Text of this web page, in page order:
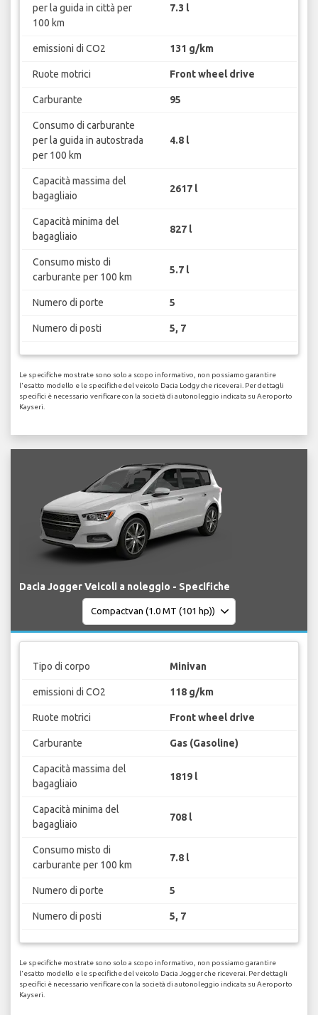
per la guida in città per
100 km
7.3 l
emissioni di CO2 131 g/km
Ruote motrici Front wheel drive
Carburante 95
Consumo di carburante
per la guida in autostrada
per 100 km
4.8 l
Capacità massima del
bagagliaio
2617 l
Capacità minima del
bagagliaio
827 l
Consumo misto di
carburante per 100 km
5.7 l
Numero di porte 5
Numero di posti 5, 7
Le specifiche mostrate sono solo a scopo informativo, non possiamo garantire
l'esatto modello e le specifiche del veicolo Dacia Lodgy che riceverai. Per dettagli
specifici è necessario verificare con la società di autonoleggio indicata su Aeroporto
Kayseri.
Dacia Jogger Veicoli a noleggio - Specifiche
Tipo di corpo Minivan
emissioni di CO2 118 g/km
Ruote motrici Front wheel drive
Carburante Gas (Gasoline)
Capacità massima del
bagagliaio
1819 l
Capacità minima del
bagagliaio
708 l
Consumo misto di
carburante per 100 km
7.8 l
Numero di porte 5
Numero di posti 5, 7
Le specifiche mostrate sono solo a scopo informativo, non possiamo garantire
l'esatto modello e le specifiche del veicolo Dacia Jogger che riceverai. Per dettagli
specifici è necessario verificare con la società di autonoleggio indicata su Aeroporto
Kayseri.